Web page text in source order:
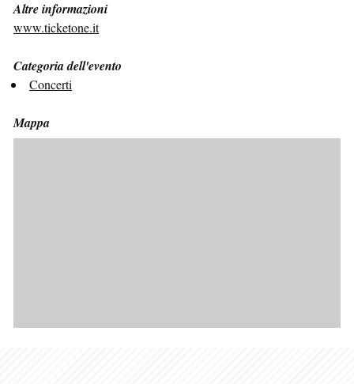
Altre informazioni
www.ticketone.it
Categoria dell'evento
Concerti
Mappa